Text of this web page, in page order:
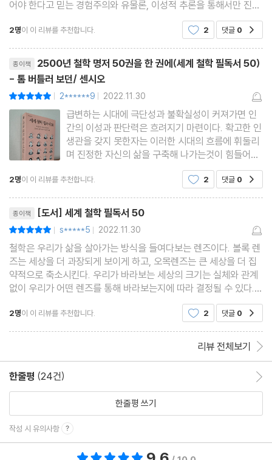
17. 에피쿠로스의 《서간집》
‘정원의 철학자’가 전하는 사유의 쾌락
18. 미셸 푸코의 《말과 사물》
이 책을 가지지 않은 사람은 없다, 지적 욕구를 자극한 화제의 책
19. 해리 프랭크퍼트의 《개소리에 대하여》
《뉴욕타임스》 27주 연속 1위를 차지한 짧지만 독특한 철학서
철학사의 가장 높은 봉우리지만 정복하고 싶은 불후의 대작
21. 마르틴 하이데거의 《존재와 시간》
‘존재’의 의미를 새롭게 해석하는 20세기의 가장 뛰어난 철학서
22. 데이비드 흄의 《인간의 이해력에 관한 탐구》
경험과 관찰에 기반해 새로운 인간학을 세운 근대 철학의 고전
23. 윌리엄 제임스의 《실용주의》
한 권으로 배우는 실용주의의 정수
24. 대니얼 카너먼의 《생각에 관한 생각》
마음이 작동하는 방식을 보여주는 행동경제학의 통찰
어야 한다고 믿는 경험주의와 유물론, 이성적 추론을 통해서만 진리
에 도달할 수 있다는 합리주의와 관념론으로 나눌 수 있다. 테마별로
그린다면, 사랑, 평화, 정의, 생명, 윤리 등
2명이 이 리뷰를 추천합니다. 2 댓글 0
종이책
2500년 철학 명저 50권을 한 권에(세계 철학 필독서 50)
- 톰 버틀러 보던/ 센시오
| 2******9 | 2022.11.30
급변하는 시대에 극단성과 불확실성이 커져가면 인
간의 이성과 판단력은 흐려지기 마련이다. 확고한 인
생관을 갖지 못한자는 이러한 시대의 흐름에 휘둘리
며 진정한 자신의 삶을 구축해 나가는것이 힘들어진
다. 우리에게 철학이 필요한 이유 또한 인생을 바라
보고 나아가는 세계관의 확실성과 절대적 지식이 주
것이다. 철학을 탐구하
2명이 이 리뷰를 추천합니다. 2 댓글 0
종이책 [도서] 세계 철학 필독서 50
| s*****5 | 2022.11.30
철학은 우리가 삶을 살아가는 방식을 들여다보는 렌즈이다. 볼록 렌
즈는 세상을 더 과장되게 보이게 하고, 오목렌즈는 큰 세상을 더 집
약적으로 축소시킨다. 우리가 바라보는 세상의 크기는 실체와 관계
없이 우리가 어떤 렌즈를 통해 바라보는지에 따라 결정될 수 있다.
나는 기독교인이다. 신앙이란 것은 신의 선택에 의해 주어지는 것이
라는 말을 들어왔다. 내 선택이 아니라
2명이 이 리뷰를 추천합니다. 2 댓글 0
리뷰 전체보기
한줄평 (24건)
한줄평 쓰기
작성 시 유의사항